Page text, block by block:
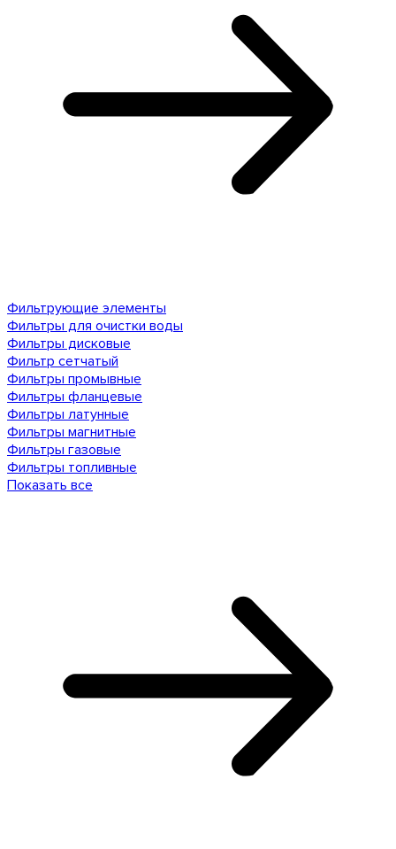
Фильтрующие элементы
Фильтры для очистки воды
Фильтры дисковые
Фильтр сетчатый
Фильтры промывные
Фильтры фланцевые
Фильтры латунные
Фильтры магнитные
Фильтры газовые
Фильтры топливные
Показать все